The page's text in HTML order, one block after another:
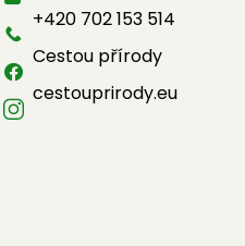
+420 702 153 514
Cestou přírody
cestouprirody.eu